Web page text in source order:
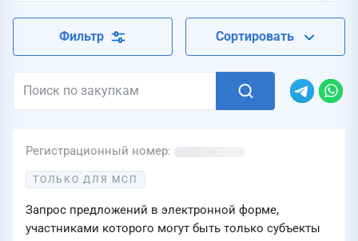
Фильтр Сортировать
Регистрационный номер
ТОЛЬКО ДЛЯ МСП
Запрос предложений в электронной форме,
участниками которого могут быть только субъекты